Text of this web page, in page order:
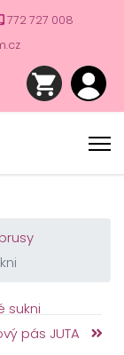
772 727 008
sukni
pás JUTA